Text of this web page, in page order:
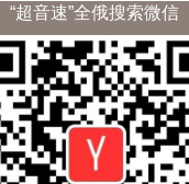
“超音速”全俄搜索微信